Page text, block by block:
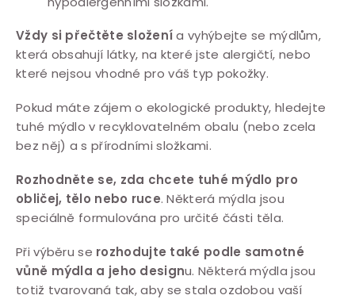
Vždy si přečtěte složenía vyhýbejte se mýdlům,
která obsahují látky, na které jste alergičtí, nebo
které nejsou vhodné pro váš typ pokožky.
Pokud máte zájem o ekologické produkty, hledejte
tuhé mýdlo v recyklovatelném obalu (nebo zcela
bez něj) a s přírodními složkami.
Rozhodněte se, zda chcete tuhé mýdlo pro
obličej, tělo nebo ruce. Některá mýdla jsou
speciálně formulována pro určité části těla.
Při výběru se rozhodujte také podle samotné
vůně mýdla a jeho designu. Některá mýdla jsou
totiž tvarovaná tak, aby se stala ozdobou vaší